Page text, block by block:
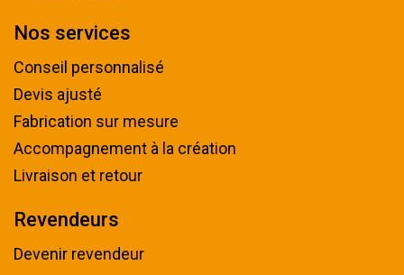
Nos services
Conseil personnalisé
Devis ajusté
Fabrication sur mesure
Accompagnement à la création
Livraison et retour
Revendeurs
Devenir revendeur